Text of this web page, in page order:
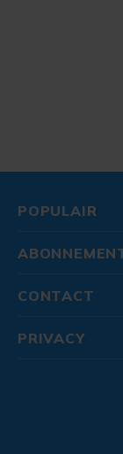
POPULAIR
CONTACT
PRIVACY